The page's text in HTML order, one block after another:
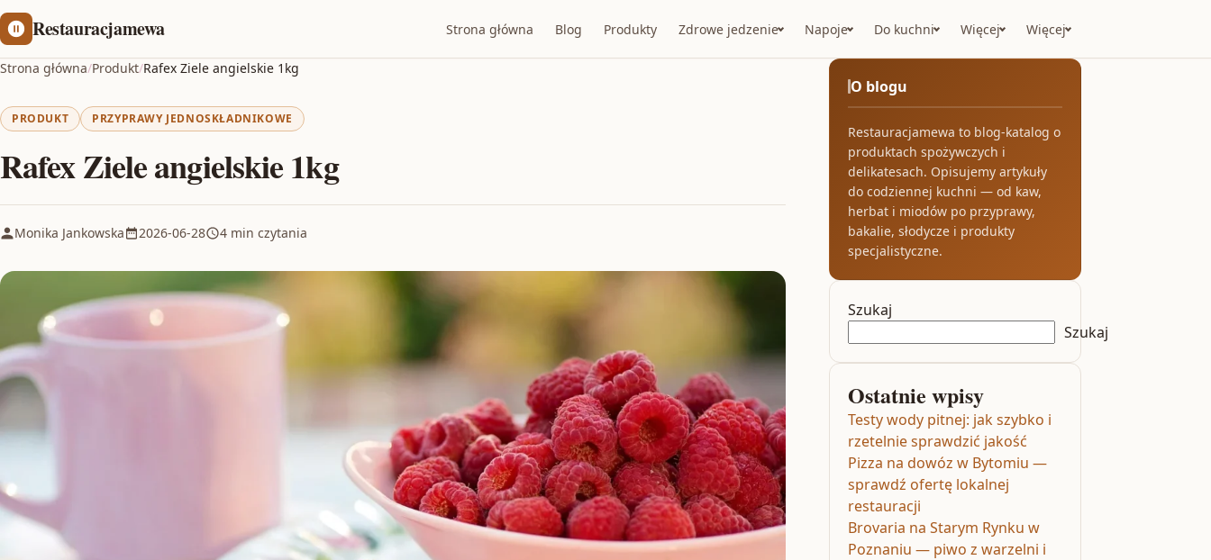
Restauracjamewa Strona główna Blog Produkty Zdrowe jedzenie Napoje Do kuchni Więcej Więcej
Strona główna/Produkt/Rafex Ziele angielskie 1kg
PRODUKT PRZYPRAWY JEDNOSKŁADNIKOWE
Rafex Ziele angielskie 1kg
Monika Jankowska 2026-06-28 4 min czytania
O blogu
Restauracjamewa to blog-katalog o
produktach spożywczych i
delikatesach. Opisujemy artykuły
do codziennej kuchni — od kaw,
herbat i miodów po przyprawy,
bakalie, słodycze i produkty
specjalistyczne.
Szukaj
Szukaj
Ostatnie wpisy
Testy wody pitnej: jak szybko i
rzetelnie sprawdzić jakość
Pizza na dowóz w Bytomiu —
sprawdź ofertę lokalnej
restauracji
Brovaria na Starym Rynku w
Poznaniu — piwo z warzelni i